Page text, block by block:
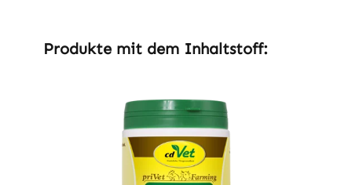
Produktgalerie überspringen
Produkte mit dem Inhaltstoff: